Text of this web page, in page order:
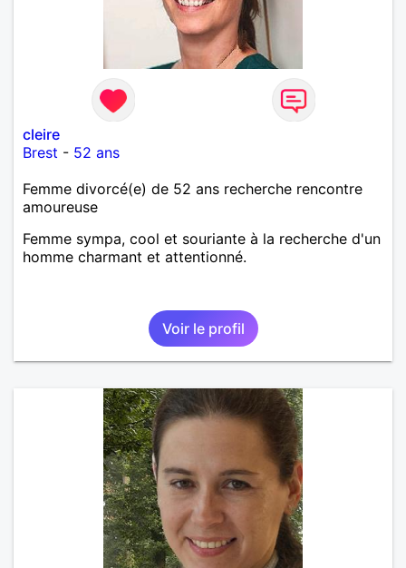
cleire
Brest - 52 ans
Femme divorcé(e) de 52 ans recherche rencontre
amoureuse
Femme sympa, cool et souriante à la recherche d'un
homme charmant et attentionné.
Voir le profil